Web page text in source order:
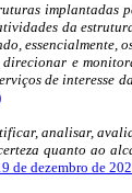
implantadas
da
essencialmente,
e
de interesse
analisar,
quanto ao
de dezembro de